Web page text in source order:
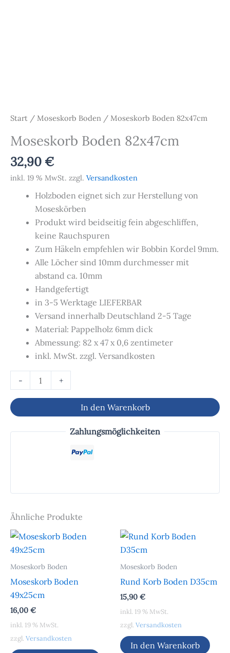
Start / Moseskorb Boden / Moseskorb Boden 82x47cm
Moseskorb Boden 82x47cm
32,90€
inkl. 19 % MwSt. zzgl. Versandkosten
Holzboden eignet sich zur Herstellung von
Moseskörben
Produkt wird beidseitig fein abgeschliffen,
keine Rauchspuren
Zum Häkeln empfehlen wir Bobbin Kordel 9mm.
Alle Löcher sind 10mm durchmesser mit
abstand ca. 10mm
Handgefertigt
in 3-5 Werktage LIEFERBAR
Versand innerhalb Deutschland 2-5 Tage
Material: Pappelholz 6mm dick
Abmessung: 82 x 47 x 0,6 zentimeter
inkl. MwSt. zzgl. Versandkosten
- +
In den Warenkorb
Zahlungsmöglichkeiten
Ähnliche Produkte
Moseskorb Boden
Moseskorb Boden
49x25cm
16,00 €
inkl. 19 % MwSt.
zzgl. Versandkosten
Moseskorb Boden
Rund Korb Boden D35cm
15,90 €
inkl. 19 % MwSt.
zzgl. Versandkosten
In den Warenkorb